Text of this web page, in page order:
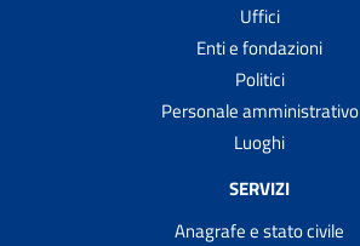
Uffici
Enti e fondazioni
Politici
Personale amministrativo
Luoghi
SERVIZI
Anagrafe e stato civile